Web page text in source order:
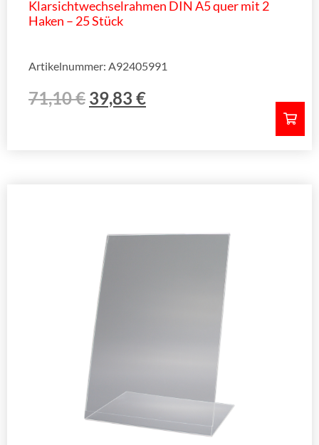
Klarsichtwechselrahmen DIN A5 quer mit 2
Haken – 25 Stück
71,10€ 39,83 €
Artikelnummer: A92405991